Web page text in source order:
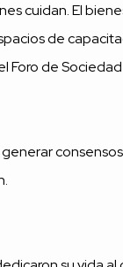
cuidan. El
de
de